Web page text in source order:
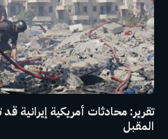
تقرير: محادثات أمريكية إيرانية
المقبل